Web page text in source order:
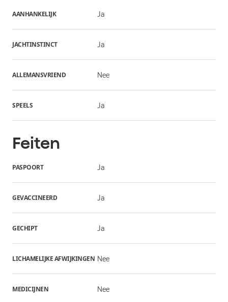
AANHANKELIJK Ja
JACHTINSTINCT Ja
ALLEMANSVRIEND Nee
SPEELS Ja
Feiten
PASPOORT Ja
GEVACCINEERD Ja
GECHIPT Ja
LICHAMELIJKE AFWIJKINGEN Nee
MEDICIJNEN Nee